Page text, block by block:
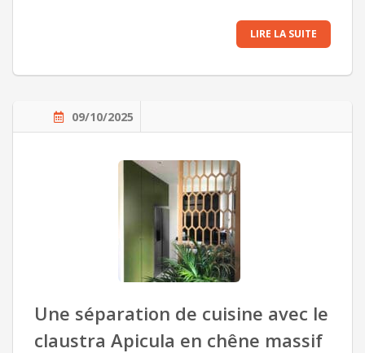
LIRE LA SUITE
09/10/2025
Une séparation de cuisine avec le
claustra Apicula en chêne massif